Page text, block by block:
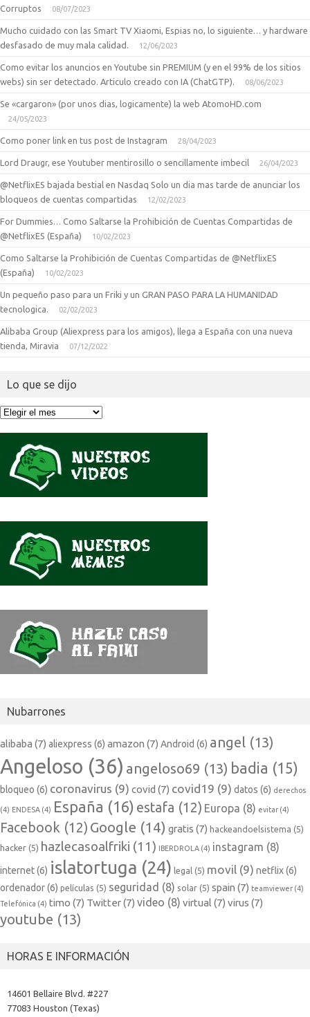
Corruptos
08/07/2023
Mucho cuidado con las Smart TV Xiaomi, Espias no, lo siguiente… y hardware
desfasado de muy mala calidad.
12/06/2023
Como evitar los anuncios en Youtube sin PREMIUM (y en el 99% de los sitios
webs) sin ser detectado. Articulo creado con IA (ChatGTP).
08/06/2023
Se «cargaron» (por unos dias, logicamente) la web AtomoHD.com
24/05/2023
Como poner link en tus post de Instagram 28/04/2023
Lord Draugr, ese Youtuber mentirosillo o sencillamente imbecil 26/04/2023
@NetflixES bajada bestial en Nasdaq Solo un dia mas tarde de anunciar los
bloqueos de cuentas compartidas
12/02/2023
For Dummies… Como Saltarse la Prohibición de Cuentas Compartidas de
@NetflixES (España)
10/02/2023
Como Saltarse la Prohibición de Cuentas Compartidas de @NetflixES
(España)
10/02/2023
Un pequeño paso para un Friki y un GRAN PASO PARA LA HUMANIDAD
tecnologica.
02/02/2023
Alibaba Group (Aliexpress para los amigos), llega a España con una nueva
tienda, Miravia
07/12/2022
Lo que se dijo
Lo
Nubarrones
alibaba (7) aliexpress (6) amazon (7) Android (6) angel (13)
Angeloso (36) angeloso69 (13) badia (15)
bloqueo (6) coronavirus (9) covid (7) covid19 (9) datos (6) derechos
(4) ENDESA (4) España (16) estafa (12) Europa (8) evitar (4)
Facebook (12) Google (14) gratis (7) hackeandoelsistema (5)
hacker (5) hazlecasoalfriki (11) IBERDROLA (4) instagram (8)
internet(6) islatortuga (24) legal (5) movil (9) netflix(6)
ordenador(6) películas (5) seguridad (8) solar (5) spain (7) teamviewer (4)
Telefónica (4) timo (7) Twitter(7) video (8) virtual (7) virus (7)
youtube (13)
HORAS E INFORMACIÓN
14601 Bellaire Blvd. #227
77083 Houston (Texas)